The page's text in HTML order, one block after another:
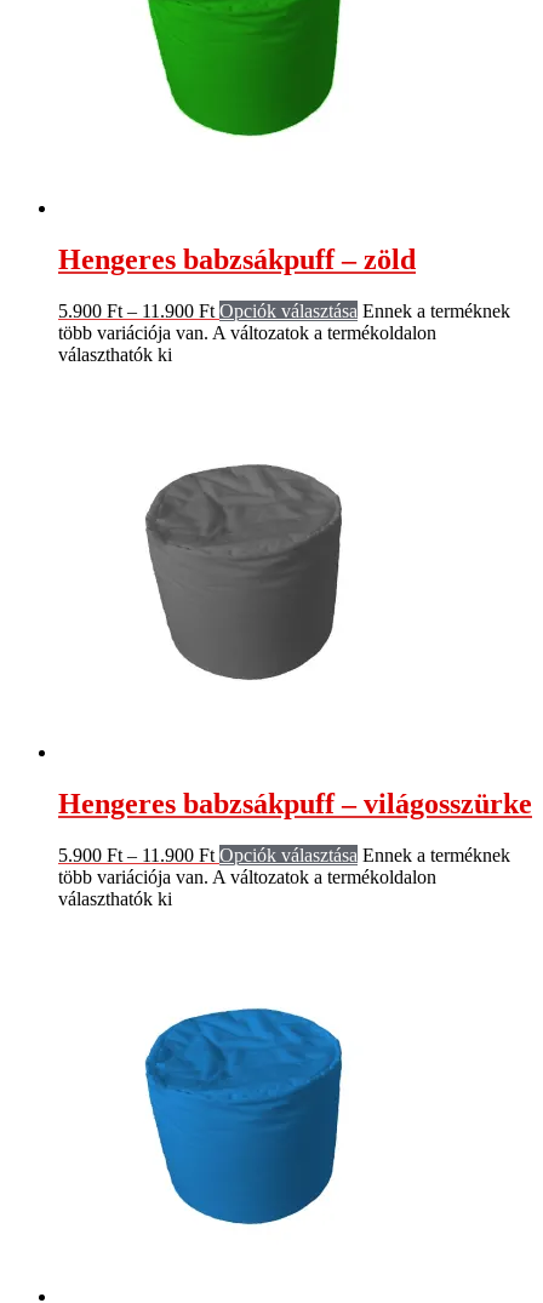
Hengeres babzsákpuff – zöld
5.900 Ft – 11.900 Ft Opciók választása Ennek a terméknek
több variációja van. A változatok a termékoldalon
választhatók ki
Hengeres babzsákpuff – világosszürke
5.900 Ft – 11.900 Ft Opciók választása Ennek a terméknek
több variációja van. A változatok a termékoldalon
választhatók ki